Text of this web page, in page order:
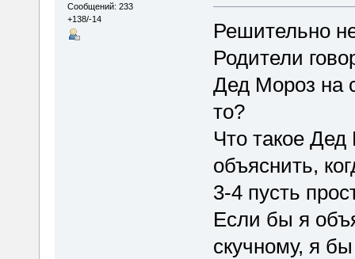
Сообщений: 233
+138/-14
Решительно
Родители
Дед Мороз на
то?
Что такое
объяснить,
3-4 пусть
Если бы я
скучному, я